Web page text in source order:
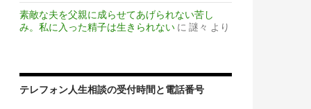
素敵な夫を父親に成らせてあげられない苦し
み。私に入った精子は生きられない に 謎々 より
テレフォン人生相談の受付時間と電話番号